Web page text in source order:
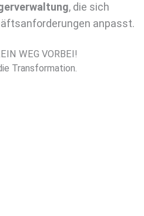
, die sich
anpasst.
WEG VORBEI!
Transformation.